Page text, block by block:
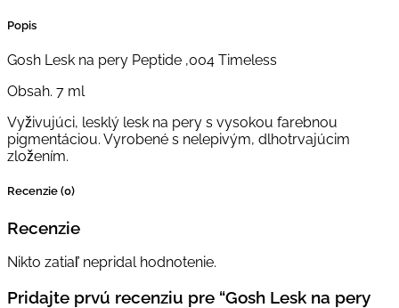
Popis
Gosh Lesk na pery Peptide ,004 Timeless
Obsah. 7 ml
Vyživujúci, lesklý lesk na pery s vysokou farebnou
pigmentáciou. Vyrobené s nelepivým, dlhotrvajúcim
zložením.
Recenzie (0)
Recenzie
Nikto zatiaľ nepridal hodnotenie.
Pridajte prvú recenziu pre “Gosh Lesk na pery